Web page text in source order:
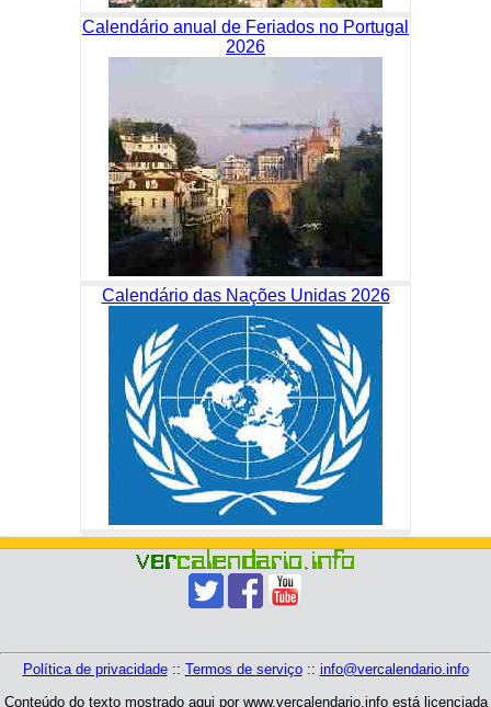
Calendário anual de Feriados no Portugal
2026
Calendário das Nações Unidas 2026
Política de privacidade:: Termos de serviço:: info@vercalendario.info
Conteúdo do texto mostrado aqui por www.vercalendario.info está licenciada